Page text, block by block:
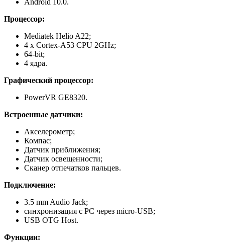
Процессор:
Mediatek Helio A22;
4 x Cortex-A53 CPU 2GHz;
64-bit;
4 ядра.
Графический процессор:
PowerVR GE8320.
Встроенные датчики:
Акселерометр;
Компас;
Датчик приближения;
Датчик освещенности;
Сканер отпечатков пальцев.
Подключение:
3.5 mm Audio Jack;
синхронизация с PC через micro-USB;
USB OTG Host.
Функции: